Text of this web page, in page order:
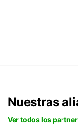
Nuestras
Ver todos los